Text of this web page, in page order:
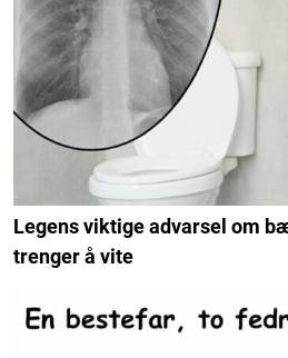
Legens viktige advarsel om
trenger å vite